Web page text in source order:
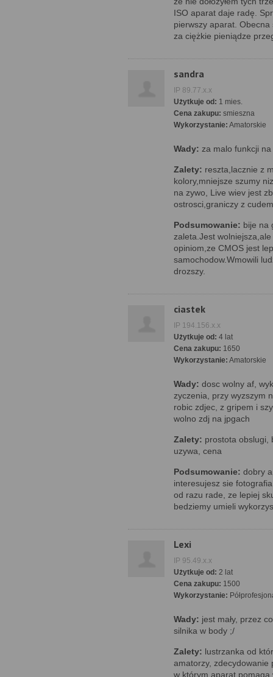
ISO aparat daje radę.
pierwszy aparat.
za ciężkie pieniądze
sandra
IP 89.77.x.x
Użytkuje od: 1 mies.
Cena zakupu: smieszna
Wykorzystanie: Amatorskie
Wady: za malo funkcji
Zalety: reszta,lacznie z
kolory,mniejsze szumy
na zywo, Live wiev jest
ostrosci,graniczy z
Podsumowanie: bije na
zaleta.Jest
opiniom,ze CMOS jest
samochodow.Wmowili
drozszy.
ciastek
IP 194.156.x.x
Użytkuje od: 4 lat
Cena zakupu: 1650
Wykorzystanie: Amatorskie
Wady: dosc wolny af,
zyczenia, przy wyzszym
robic zdjec, z gripem i
wolno zdj na jpgach
Zalety: prostota obslugi,
uzywa, cena
Podsumowanie: dobry
interesujesz sie
od razu rade, ze lepiej
bedziemy umieli
Lexi
IP 95.49.x.x
Użytkuje od: 2 lat
Cena zakupu: 1500
Wykorzystanie:
Wady: jest mały, przez
silnika w body ;/
Zalety: lustrzanka od
amatorzy, zdecydowanie
w którym aparat pomaga